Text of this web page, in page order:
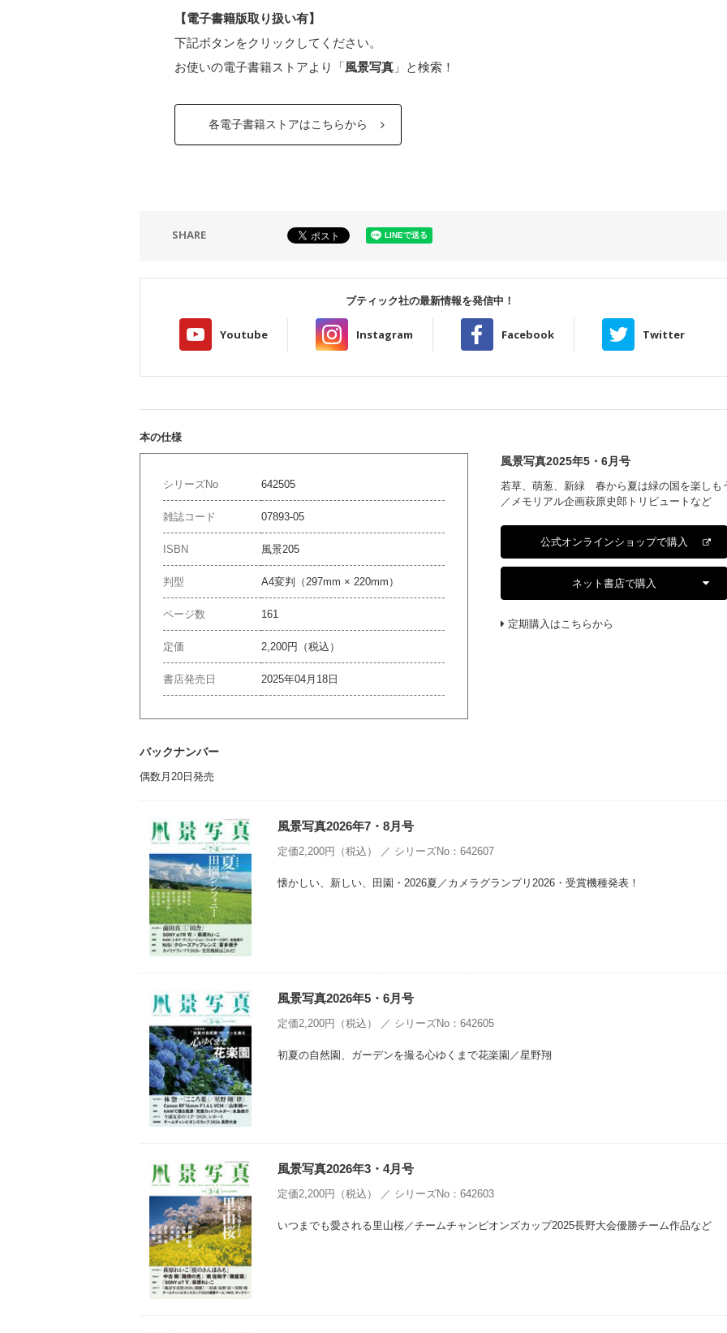
【電子書籍版取り扱い有】
下記ボタンをクリックしてください。
お使いの電子書籍ストアより「風景写真」と検索！
各電子書籍ストアはこちらから
SHARE
ブティック社の最新情報を発信中！
Youtube Instagram Facebook Twitter
本の仕様
シリーズNo 642505
雑誌コード 07893-05
ISBN 風景205
判型 A4変判（297mm × 220mm）
ページ数 161
定価 2,200円（税込）
書店発売日 2025年04月18日
風景写真2025年5・6月号
若草、萌葱、新緑 春から夏は緑の国を楽しも
／メモリアル企画萩原史郎トリビュートなど
公式オンラインショップで購入
ネット書店で購入
定期購入はこちらから
バックナンバー
偶数月20日発売
風景写真2026年7・8月号
定価2,200円（税込） ／ シリーズNo：642607
懐かしい、新しい、田園・2026夏／カメラグランプリ2026・受賞機種発表！
風景写真2026年5・6月号
定価2,200円（税込） ／ シリーズNo：642605
初夏の自然園、ガーデンを撮る心ゆくまで花楽園／星野翔
風景写真2026年3・4月号
定価2,200円（税込） ／ シリーズNo：642603
いつまでも愛される里山桜／チームチャンピオンズカップ2025長野大会優勝チーム作品など